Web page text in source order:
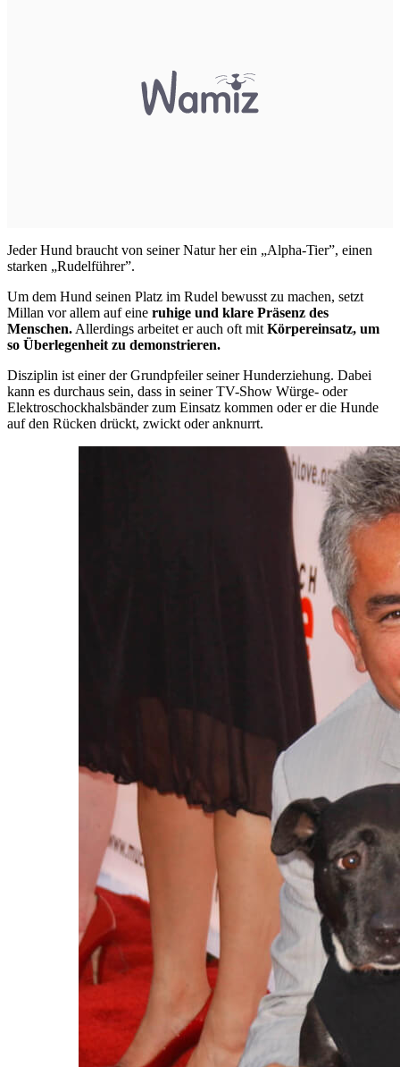
Jeder Hund braucht von seiner Natur her ein „Alpha-Tier”, einen
starken „Rudelführer”.
Um dem Hund seinen Platz im Rudel bewusst zu machen, setzt
Millan vor allem auf eine ruhige und klare Präsenz des
Menschen. Allerdings arbeitet er auch oft mit Körpereinsatz, um
so Überlegenheit zu demonstrieren.
Disziplin ist einer der Grundpfeiler seiner Hunderziehung. Dabei
kann es durchaus sein, dass in seiner TV-Show Würge- oder
Elektroschockhalsbänder zum Einsatz kommen oder er die Hunde
auf den Rücken drückt, zwickt oder anknurrt.